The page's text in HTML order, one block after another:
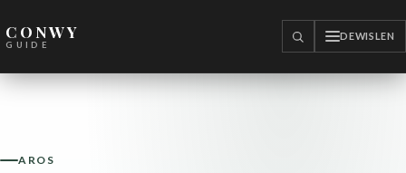
CONWY
GUIDE CHWILIO
DEWISLEN
AROS